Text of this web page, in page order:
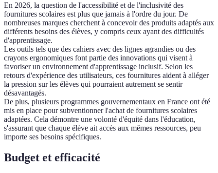
En 2026, la question de l'accessibilité et de l'inclusivité des
fournitures scolaires est plus que jamais à l'ordre du jour. De
nombreuses marques cherchent à concevoir des produits adaptés aux
différents besoins des élèves, y compris ceux ayant des difficultés
d'apprentissage.
Les outils tels que des cahiers avec des lignes agrandies ou des
crayons ergonomiques font partie des innovations qui visent à
favoriser un environnement d'apprentissage inclusif. Selon les
retours d'expérience des utilisateurs, ces fournitures aident à alléger
la pression sur les élèves qui pourraient autrement se sentir
désavantagés.
De plus, plusieurs programmes gouvernementaux en France ont été
mis en place pour subventionner l'achat de fournitures scolaires
adaptées. Cela démontre une volonté d'équité dans l'éducation,
s'assurant que chaque élève ait accès aux mêmes ressources, peu
importe ses besoins spécifiques.
Budget et efficacité